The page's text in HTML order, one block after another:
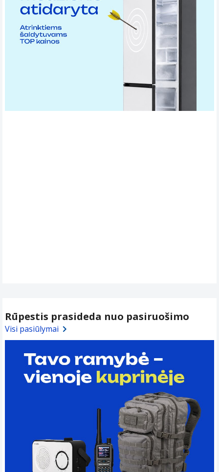
Rūpestis prasideda nuo pasiruošimo
Visi pasiūlymai